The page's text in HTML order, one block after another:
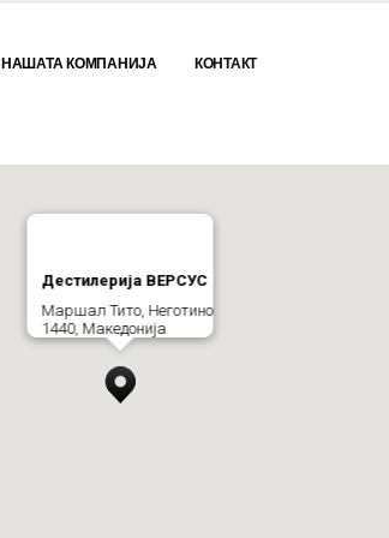
НАШАТА КОМПАНИЈА КОНТАКТ
Дестилерија ВЕРСУС
Маршал Тито, Неготино
1440, Македонија